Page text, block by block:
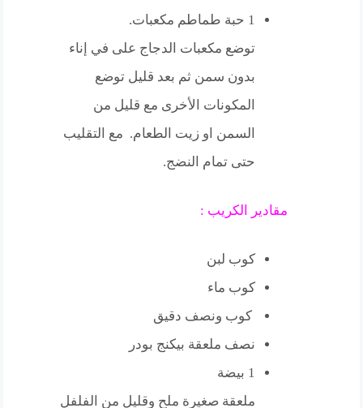
1 حبة طماطم مكعبات.
توضع مكعبات الدجاج على في إناء
بدون سمن ثم بعد قليل توضع
المكونات الأخرى مع قليل من
السمن او زيت الطعام. مع التقليب
حتى تمام النضج.
مقادير الكريب :
كوب لبن
كوب ماء
كوب ونصف دقيق
نصف ملعقة بيكنج بودر
1 بيضة
ملعقة صغيرة ملح وقليل من الفلفل